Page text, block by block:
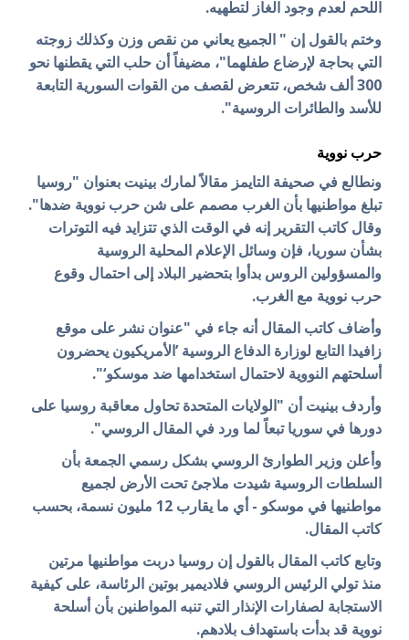
اللحم لعدم وجود الغاز لتطهيه.
وختم بالقول إن " الجميع يعاني من نقص وزن وكذلك زوجته
التي بحاجة لإرضاع طفلهما"، مضيفاً أن حلب التي يقطنها نحو
300 ألف شخص، تتعرض لقصف من القوات السورية التابعة
للأسد والطائرات الروسية".
حرب نووية
ونطالع في صحيفة التايمز مقالاً لمارك بينيت بعنوان "روسيا
تبلغ مواطنيها بأن الغرب مصمم على شن حرب نووية ضدها".
وقال كاتب التقرير إنه في الوقت الذي تتزايد فيه التوترات
بشأن سوريا، فإن وسائل الإعلام المحلية الروسية
والمسؤولين الروس بدأوا بتحضير البلاد إلى احتمال وقوع
حرب نووية مع الغرب.
وأضاف كاتب المقال أنه جاء في "عنوان نشر على موقع
زافيدا التابع لوزارة الدفاع الروسية ’الأمريكيون يحضرون
أسلحتهم النووية لاحتمال استخدامها ضد موسكو‘".
وأردف بينيت أن "الولايات المتحدة تحاول معاقبة روسيا على
دورها في سوريا تبعاً لما ورد في المقال الروسي".
وأعلن وزير الطوارئ الروسي بشكل رسمي الجمعة بأن
السلطات الروسية شيدت ملاجئ تحت الأرض لجميع
مواطنيها في موسكو - أي ما يقارب 12 مليون نسمة، بحسب
كاتب المقال.
وتابع كاتب المقال بالقول إن روسيا دربت مواطنيها مرتين
منذ تولي الرئيس الروسي فلاديمير بوتين الرئاسة، على كيفية
الاستجابة لصفارات الإنذار التي تنبه المواطنين بأن أسلحة
نووية قد بدأت باستهداف بلادهم.